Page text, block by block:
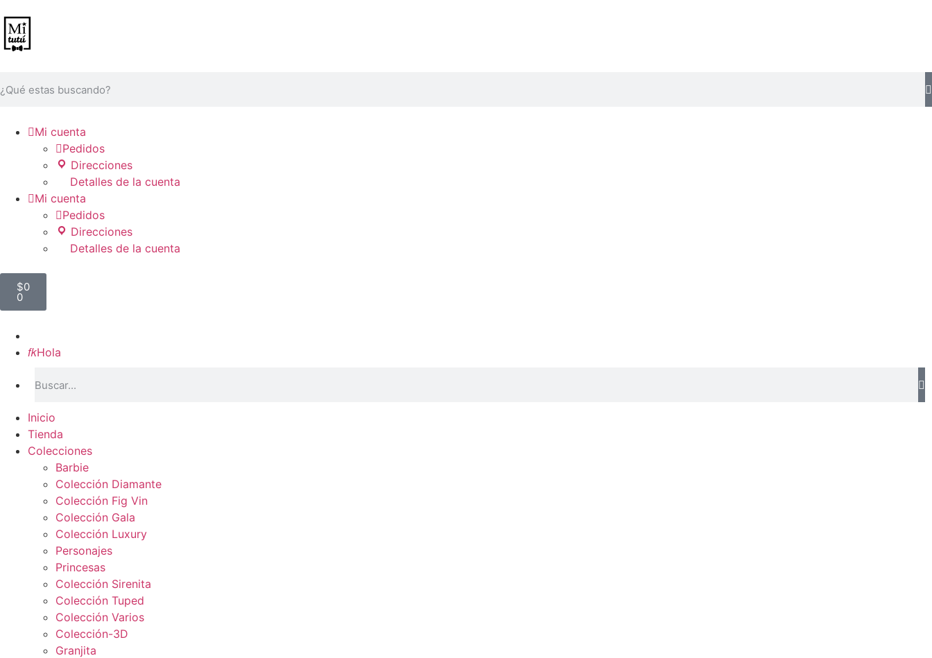
Mi cuenta
Pedidos
Direcciones
Detalles de la cuenta
Mi cuenta
Pedidos
Direcciones
Detalles de la cuenta
$0
0
Hola
Inicio
Tienda
Colecciones
Barbie
Colección Diamante
Colección Fig Vin
Colección Gala
Colección Luxury
Personajes
Princesas
Colección Sirenita
Colección Tuped
Colección Varios
Colección-3D
Granjita